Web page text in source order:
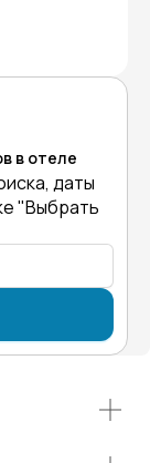
в отеле
даты
"Выбрать